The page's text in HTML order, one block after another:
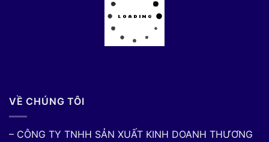
VỀ CHÚNG TÔI
– CÔNG TY TNHH SẢN XUẤT KINH DOANH THƯƠNG